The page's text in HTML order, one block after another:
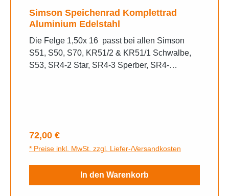
Simson Speichenrad Komplettrad
Aluminium Edelstahl
Die Felge 1,50x 16 passt bei allen Simson
S51, S50, S70, KR51/2 & KR51/1 Schwalbe,
S53, SR4-2 Star, SR4-3 Sperber, SR4-
Regulärer Preis:
72,00 €
* Preise inkl. MwSt. zzgl. Liefer-/Versandkosten
In den Warenkorb